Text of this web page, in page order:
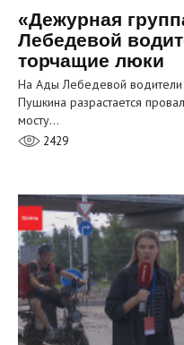
«Дежурная
Лебедевой
торчащие люки
На Ады Лебедевой
Пушкина разрастается
мосту…
2429